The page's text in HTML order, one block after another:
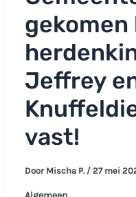
gekomen
Jeffrey
vast!
Door Mischa P. / 27 mei